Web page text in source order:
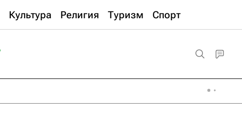
Культура Религия Туризм Спорт